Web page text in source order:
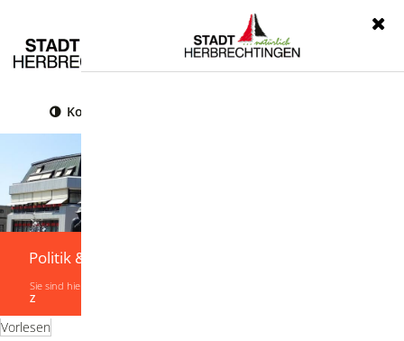
Kontrast
Politik & Verwaltung
Sie sind hier:
Z
Vorlesen